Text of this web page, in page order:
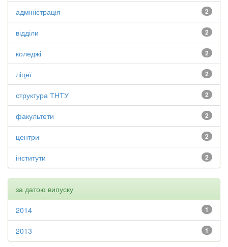
2
адміністрація
2
відділи
2
коледжі
2
ліцеї
2
структура ТНТУ
2
факультети
2
центри
2
інститути
за датою випуску
1
2014
1
2013